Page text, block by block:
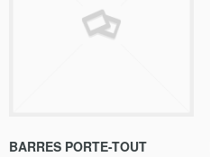
BARRES PORTE-TOUT